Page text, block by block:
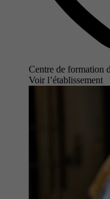
Centre de formation
Voir l’établissement